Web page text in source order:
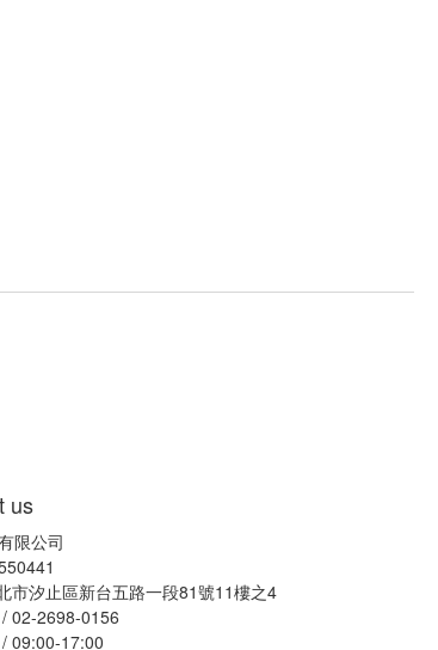
us
限公司
市汐止區新台五路一段81號11樓之4
02-2698-0156
09:00-17:00